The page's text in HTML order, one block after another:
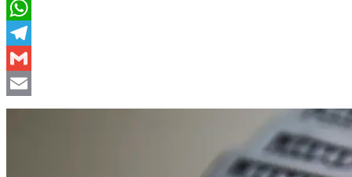
X
WhatsApp
Telegram
Gmail
Email